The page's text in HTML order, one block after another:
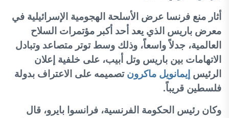
أثار منع فرنسا عرض الأسلحة الهجومية الإسرائيلية في
معرض باريس الذي يعد أحد أكبر مؤتمرات السلاح
العالمية، جدلاً واسعاً، وذلك وسط توتر متصاعد وتبادل
الاتهامات بين باريس وتل أبيب، على خلفية إعلان
الرئيس إيمانويل ماكرون تصميمه على الاعتراف بدولة
فلسطين قريباً.
وكان رئيس الحكومة الفرنسية، فرانسوا بايرو، قال